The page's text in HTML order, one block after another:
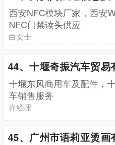
西安NFC模块厂家，西安
NFC门禁读头供应
白女士
44、十堰奇振汽车贸易
十堰东风商用车及配件，
车销售服务
许经理
45、广州市语莉亚烫画